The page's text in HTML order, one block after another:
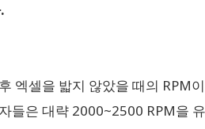
엑셀을 밟지 않았을 때의 RPM
들은 대략 2000~2500 RPM을